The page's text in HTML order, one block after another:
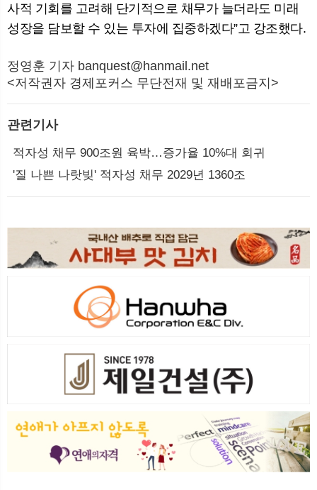
사적 기회를 고려해 단기적으로 채무가 늘더라도 미래
성장을 담보할 수 있는 투자에 집중하겠다”고 강조했다.
정영훈 기자 banquest@hanmail.net
<저작권자 경제포커스 무단전재 및 재배포금지>
관련기사
적자성 채무 900조원 육박…증가율 10%대 회귀
'질 나쁜 나랏빚' 적자성 채무 2029년 1360조